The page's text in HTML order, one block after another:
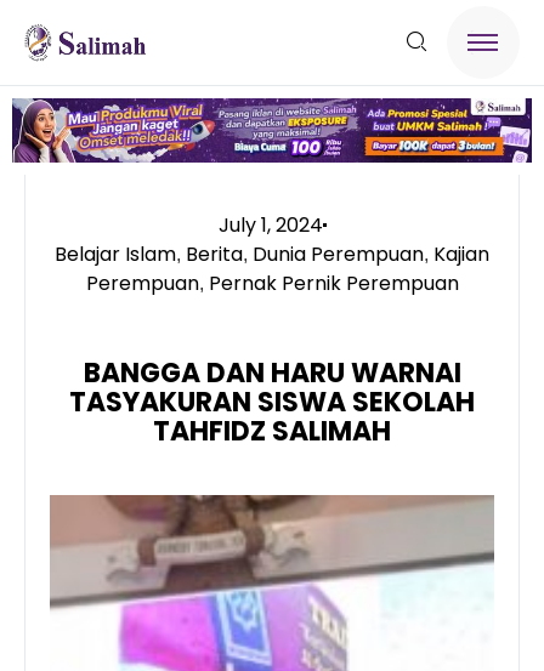
July 1, 2024
Belajar Islam, Berita, Dunia Perempuan, Kajian
Perempuan, Pernak Pernik Perempuan
BANGGA DAN HARU WARNAI
TASYAKURAN SISWA SEKOLAH
TAHFIDZ SALIMAH